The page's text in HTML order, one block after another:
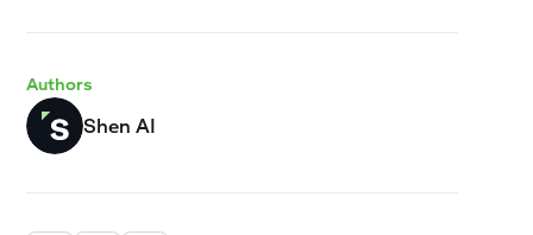
Authors
Shen AI